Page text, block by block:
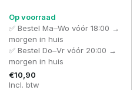
Op voorraad
✅ Bestel Ma–Wo vóór 18:00 →
morgen in huis
✅ Bestel Do–Vr vóór 20:00 →
morgen in huis
€10,90
Incl. btw